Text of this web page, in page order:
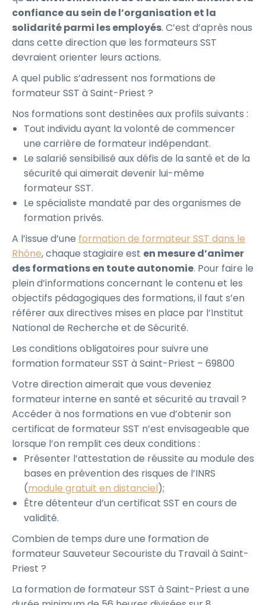
confiance au sein de l’organisation et la
solidarité parmi les employés. C’est d’après nous
dans cette direction que les formateurs SST
devraient orienter leurs actions.
A quel public s’adressent nos formations de
formateur SST à Saint-Priest ?
Nos formations sont destinées aux profils suivants :
Tout individu ayant la volonté de commencer
une carrière de formateur indépendant.
Le salarié sensibilisé aux défis de la santé et de la
sécurité qui aimerait devenir lui-même
formateur SST.
Le spécialiste mandaté par des organismes de
formation privés.
A l’issue d’une formation de formateur SST dans le
Rhône, chaque stagiaire est en mesure d’animer
des formations en toute autonomie. Pour faire le
plein d’informations concernant le contenu et les
objectifs pédagogiques des formations, il faut s’en
référer aux directives mises en place par l’Institut
National de Recherche et de Sécurité.
Les conditions obligatoires pour suivre une
formation formateur SST à Saint-Priest – 69800
Votre direction aimerait que vous deveniez
formateur interne en santé et sécurité au travail ?
Accéder à nos formations en vue d’obtenir son
certificat de formateur SST n’est envisageable que
lorsque l’on remplit ces deux conditions :
Présenter l’attestation de réussite au module des
bases en prévention des risques de l’INRS
(module gratuit en distanciel);
Être détenteur d’un certificat SST en cours de
validité.
Combien de temps dure une formation de
formateur Sauveteur Secouriste du Travail à Saint-
Priest ?
La formation de formateur SST à Saint-Priest a une